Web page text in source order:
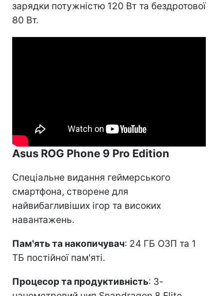
зарядки потужністю 120 Вт та бездротової
80 Вт.
Asus ROG Phone 9 Pro Edition
Спеціальне видання геймерського
смартфона, створене для
найвибагливіших ігор та високих
навантажень.
Пам'ять та накопичувач: 24 ГБ ОЗП та 1
ТБ постійної пам'яті.
Процесор та продуктивність: 3-